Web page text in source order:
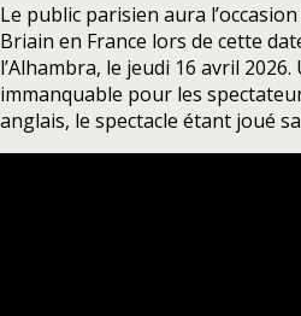
Le public parisien aura
Briain en France lors de cette
l’Alhambra, le jeudi 16 avril
immanquable pour les
anglais, le spectacle étant joué